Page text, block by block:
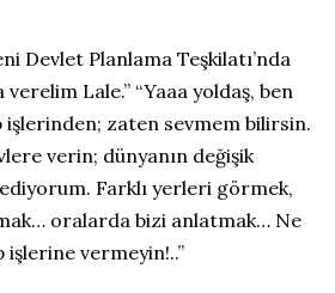
Devlet Planlama Teşkilatı’nda
Lale.” “Yaaa yoldaş, ben
işlerinden; zaten sevmem bilirsin.
verin; dünyanın değişik
Farklı yerleri görmek,
oralarda bizi anlatmak… Ne
vermeyin!..”